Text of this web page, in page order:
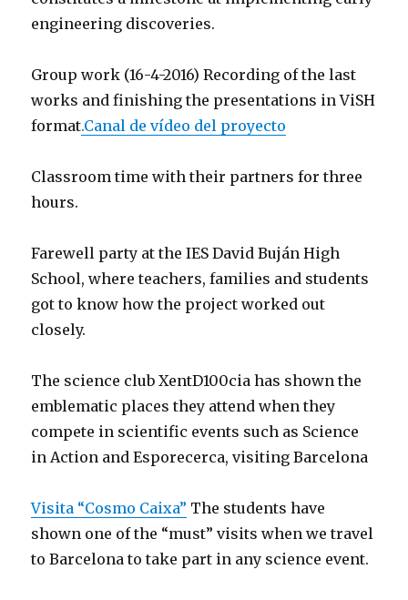
engineering discoveries.
Group work (16-4-2016) Recording of the last
works and finishing the presentations in ViSH
format.Canal de vídeo del proyecto
Classroom time with their partners for three
hours.
Farewell party at the IES David Buján High
School, where teachers, families and students
got to know how the project worked out
closely.
The science club XentD100cia has shown the
emblematic places they attend when they
compete in scientific events such as Science
in Action and Esporecerca, visiting Barcelona
Visita “Cosmo Caixa” The students have
shown one of the “must” visits when we travel
to Barcelona to take part in any science event.